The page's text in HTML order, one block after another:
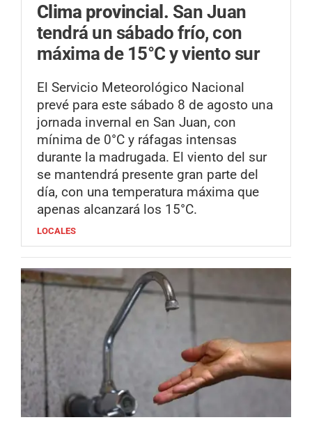
Clima provincial. San Juan
tendrá un sábado frío, con
máxima de 15°C y viento sur
El Servicio Meteorológico Nacional
prevé para este sábado 8 de agosto una
jornada invernal en San Juan, con
mínima de 0°C y ráfagas intensas
durante la madrugada. El viento del sur
se mantendrá presente gran parte del
día, con una temperatura máxima que
apenas alcanzará los 15°C.
LOCALES